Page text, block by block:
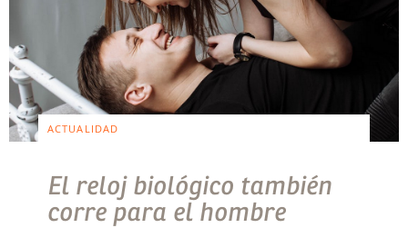
ACTUALIDAD
El reloj biológico también
corre para el hombre